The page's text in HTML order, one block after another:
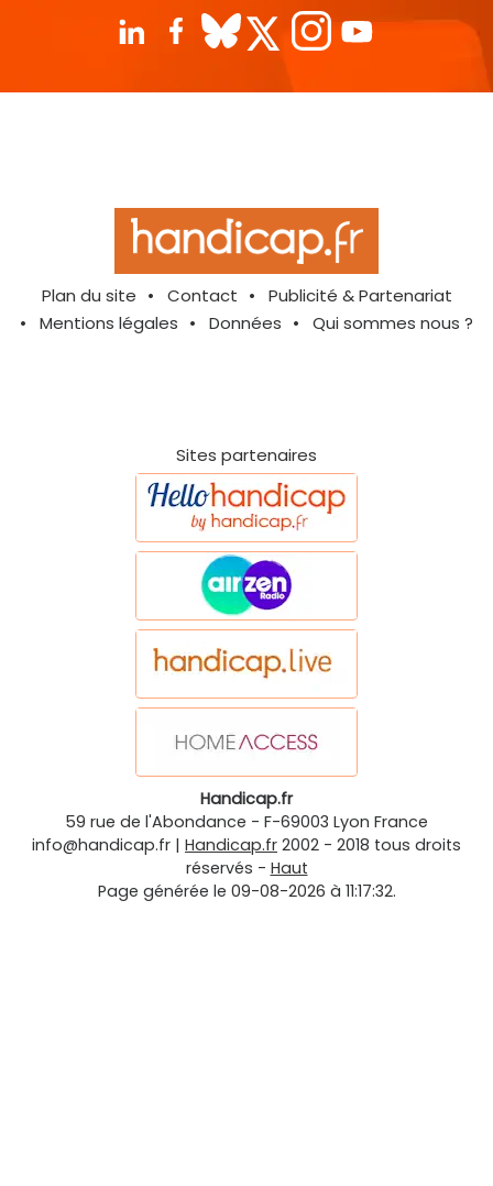
Plan du site Contact
Publicité & Partenariat
Mentions légales
Données Qui sommes nous ?
Sites partenaires
Handicap.fr
59 rue de l'Abondance - F-69003 Lyon France
info@handicap.fr | Handicap.fr 2002 - 2018 tous droits
réservés - Haut
Page générée le 09-08-2026 à 11:17:32.